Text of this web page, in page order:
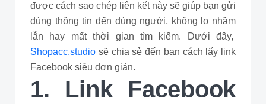
được cách sao chép liên kết này sẽ giúp bạn gửi
đúng thông tin đến đúng người, không lo nhầm
lẫn hay mất thời gian tìm kiếm. Dưới đây,
Shopacc.studio sẽ chia sẻ đến bạn cách lấy link
Facebook siêu đơn giản.
1. Link Facebook